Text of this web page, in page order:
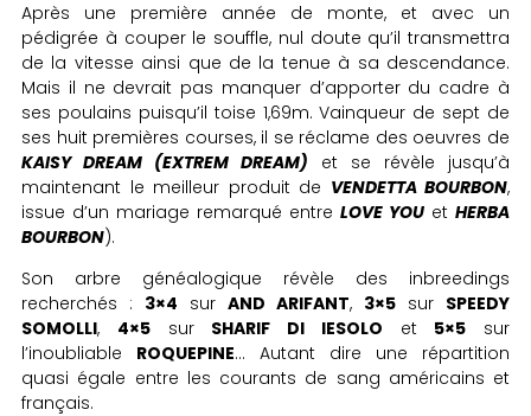
Après une première année de monte, et avec un
pédigrée à couper le souffle, nul doute qu’il transmettra
de la vitesse ainsi que de la tenue à sa descendance.
Mais il ne devrait pas manquer d’apporter du cadre à
ses poulains puisqu’il toise 1,69m. Vainqueur de sept de
ses huit premières courses, il se réclame des oeuvres de
KAISY DREAM (EXTREM DREAM) et se révèle jusqu’à
maintenant le meilleur produit de VENDETTA BOURBON,
issue d’un mariage remarqué entre LOVE YOU et HERBA
BOURBON).
Son arbre généalogique révèle des inbreedings
recherchés : 3×4 sur AND ARIFANT, 3×5 sur SPEEDY
SOMOLLI, 4×5sur SHARIF DI IESOLO et 5×5 sur
l’inoubliable ROQUEPINE… Autant dire une répartition
quasi égale entre les courants de sang américains et
français.